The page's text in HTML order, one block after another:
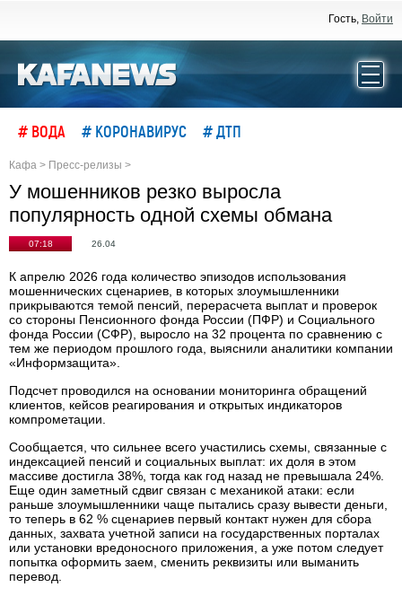
Гость, Войти
# ВОДА # КОРОНАВИРУС # ДТП
Кафа > Пресс-релизы >
У мошенников резко выросла
популярность одной схемы обмана
07:18 26.04
К апрелю 2026 года количество эпизодов использования
мошеннических сценариев, в которых злоумышленники
прикрываются темой пенсий, перерасчета выплат и проверок
со стороны Пенсионного фонда России (ПФР) и Социального
фонда России (СФР), выросло на 32 процента по сравнению с
тем же периодом прошлого года, выяснили аналитики компании
«Информзащита».
Подсчет проводился на основании мониторинга обращений
клиентов, кейсов реагирования и открытых индикаторов
компрометации.
Сообщается, что сильнее всего участились схемы, связанные с
индексацией пенсий и социальных выплат: их доля в этом
массиве достигла 38%, тогда как год назад не превышала 24%.
Еще один заметный сдвиг связан с механикой атаки: если
раньше злоумышленники чаще пытались сразу вывести деньги,
то теперь в 62 % сценариев первый контакт нужен для сбора
данных, захвата учетной записи на государственных порталах
или установки вредоносного приложения, а уже потом следует
попытка оформить заем, сменить реквизиты или выманить
перевод.